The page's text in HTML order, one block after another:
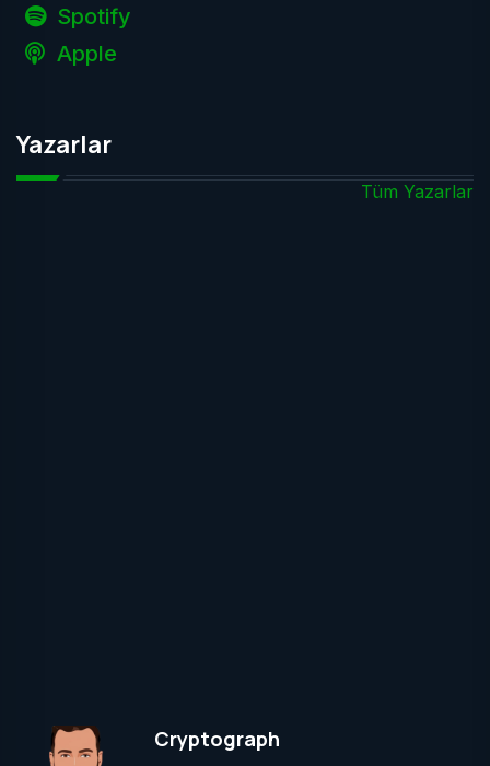
Spotify
Apple
Yazarlar
Tüm Yazarlar
Cryptograph